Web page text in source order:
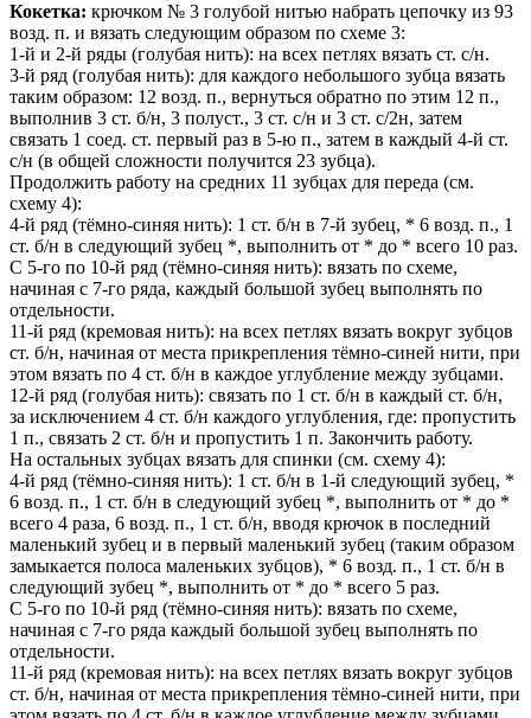
Кокетка: крючком № 3 голубой нитью набрать цепочку из 93
возд. п. и вязать следующим образом по схеме 3:
1-й и 2-й ряды (голубая нить): на всех петлях вязать ст. с/н.
3-й ряд (голубая нить): для каждого небольшого зубца вязать
таким образом: 12 возд. п., вернуться обратно по этим 12 п.,
выполнив 3 ст. б/н, 3 полуст., 3 ст. с/н и 3 ст. с/2н, затем
связать 1 соед. ст. первый раз в 5-ю п., затем в каждый 4-й ст.
с/н (в общей сложности получится 23 зубца).
Продолжить работу на средних 11 зубцах для переда (см.
схему 4):
4-й ряд (тёмно-синяя нить): 1 ст. б/н в 7-й зубец, * 6 возд. п., 1
ст. б/н в следующий зубец *, выполнить от * до * всего 10 раз.
С 5-го по 10-й ряд (тёмно-синяя нить): вязать по схеме,
начиная с 7-го ряда, каждый большой зубец выполнять по
отдельности.
11-й ряд (кремовая нить): на всех петлях вязать вокруг зубцов
ст. б/н, начиная от места прикрепления тёмно-синей нити, при
этом вязать по 4 ст. б/н в каждое углубление между зубцами.
12-й ряд (голубая нить): связать по 1 ст. б/н в каждый ст. б/н,
за исключением 4 ст. б/н каждого углубления, где: пропустить
1 п., связать 2 ст. б/н и пропустить 1 п. Закончить работу.
На остальных зубцах вязать для спинки (см. схему 4):
4-й ряд (тёмно-синяя нить): 1 ст. б/н в 1-й следующий зубец, *
6 возд. п., 1 ст. б/н в следующий зубец *, выполнить от * до *
всего 4 раза, 6 возд. п., 1 ст. б/н, вводя крючок в последний
маленький зубец и в первый маленький зубец (таким образом
замыкается полоса маленьких зубцов), * 6 возд. п., 1 ст. б/н в
следующий зубец *, выполнить от * до * всего 5 раз.
С 5-го по 10-й ряд (тёмно-синяя нить): вязать по схеме,
начиная с 7-го ряда каждый большой зубец выполнять по
отдельности.
11-й ряд (кремовая нить): на всех петлях вязать вокруг зубцов
ст. б/н, начиная от места прикрепления тёмно-синей нити, при